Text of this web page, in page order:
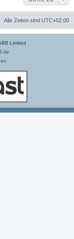
Alle Zeiten sind UTC+02:00
Limited